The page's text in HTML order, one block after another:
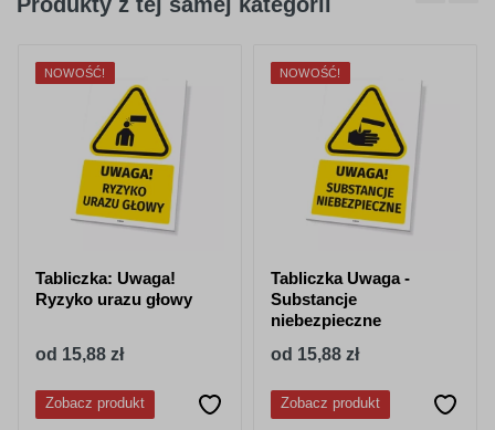
NOWOŚĆ!
Tabliczka: Uwaga!
Ryzyko urazu głowy
od 15,88 zł
Zobacz produkt
NOWOŚĆ!
Tabliczka Uwaga -
Substancje
niebezpieczne
od 15,88 zł
Zobacz produkt